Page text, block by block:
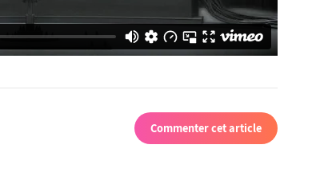
Commenter cet article